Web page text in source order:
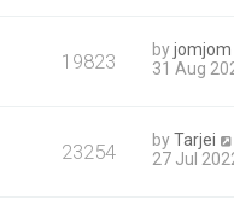
19823 byjomjom
31 Aug
23254 byTarjei
27 Jul